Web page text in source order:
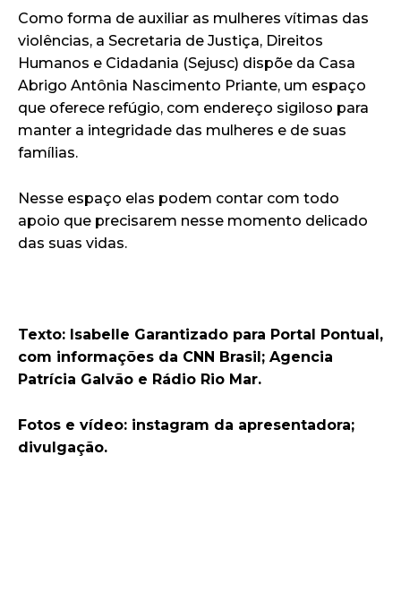
Como forma de auxiliar as mulheres vítimas das
violências, a Secretaria de Justiça, Direitos
Humanos e Cidadania (Sejusc) dispõe da Casa
Abrigo Antônia Nascimento Priante, um espaço
que oferece refúgio, com endereço sigiloso para
manter a integridade das mulheres e de suas
famílias.
Nesse espaço elas podem contar com todo
apoio que precisarem nesse momento delicado
das suas vidas.
Texto: Isabelle Garantizado para Portal Pontual,
com informações da CNN Brasil; Agencia
Patrícia Galvão e Rádio Rio Mar.
Fotos e vídeo: instagram da apresentadora;
divulgação.